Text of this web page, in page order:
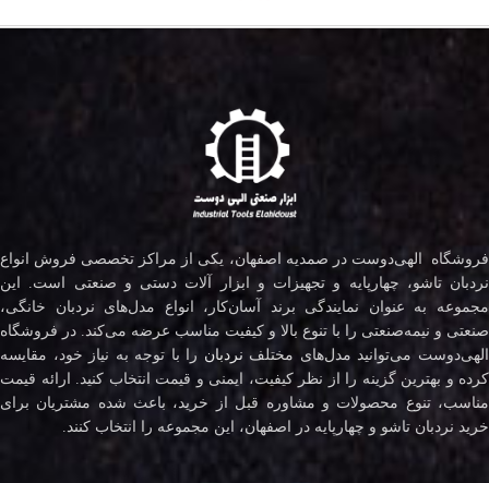
فروشگاه الهی‌دوست در صمدیه اصفهان، یکی از مراکز تخصصی فروش انواع
نردبان تاشو، چهارپایه و تجهیزات و ابزار آلات دستی و صنعتی است. این
مجموعه به عنوان نمایندگی برند آسان‌کار، انواع مدل‌های نردبان خانگی،
صنعتی و نیمه‌صنعتی را با تنوع بالا و کیفیت مناسب عرضه می‌کند. در فروشگاه
الهی‌دوست می‌توانید مدل‌های مختلف نردبان را با توجه به نیاز خود، مقایسه
کرده و بهترین گزینه را از نظر کیفیت، ایمنی و قیمت انتخاب کنید. ارائه قیمت
مناسب، تنوع محصولات و مشاوره قبل از خرید، باعث شده مشتریان برای
خرید نردبان تاشو و چهارپایه در اصفهان، این مجموعه را انتخاب کنند.